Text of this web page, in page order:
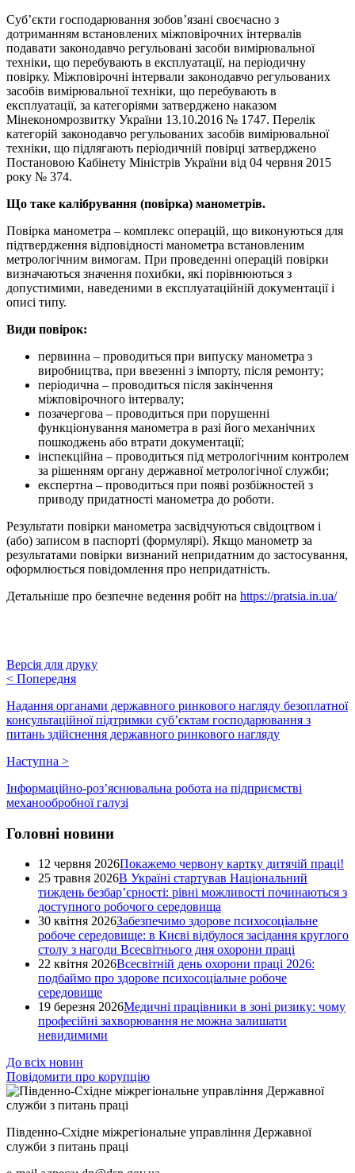
Суб’єкти господарювання зобов’язані своєчасно з
дотриманням встановлених міжповірочних інтервалів
подавати законодавчо регульовані засоби вимірювальної
техніки, що перебувають в експлуатації, на періодичну
повірку. Міжповірочні інтервали законодавчо регульованих
засобів вимірювальної техніки, що перебувають в
експлуатації, за категоріями затверджено наказом
Мінекономрозвитку України 13.10.2016 № 1747. Перелік
категорій законодавчо регульованих засобів вимірювальної
техніки, що підлягають періодичній повірці затверджено
Постановою Кабінету Міністрів України від 04 червня 2015
року № 374.
Що таке калібрування (повірка) манометрів.
Повірка манометра – комплекс операцій, що виконуються для
підтвердження відповідності манометра встановленим
метрологічним вимогам. При проведенні операцій повірки
визначаються значення похибки, які порівнюються з
допустимими, наведеними в експлуатаційній документації і
описі типу.
Види повірок:
первинна – проводиться при випуску манометра з
виробництва, при ввезенні з імпорту, після ремонту;
періодична – проводиться після закінчення
міжповірочного інтервалу;
позачергова – проводиться при порушенні
функціонування манометра в разі його механічних
пошкоджень або втрати документації;
інспекційна – проводиться під метрологічним контролем
за рішенням органу державної метрологічної служби;
експертна – проводиться при появі розбіжностей з
приводу придатності манометра до роботи.
Результати повірки манометра засвідчуються свідоцтвом і
(або) записом в паспорті (формулярі). Якщо манометр за
результатами повірки визнаний непридатним до застосування,
оформлюється повідомлення про непридатність.
Детальніше про безпечне ведення робіт на https://pratsia.in.ua/
Версія для друку
< Попередня
Надання органами державного ринкового нагляду безоплатної
консультаційної підтримки суб’єктам господарювання з
питань здійснення державного ринкового нагляду
Наступна >
Інформаційно-роз’яснювальна робота на підприємстві
механообробної галузі
Головні новини
12 червня 2026Покажемо червону картку дитячій праці!
25 травня 2026В Україні стартував Національний
тиждень безбар’єрності: рівні можливості починаються з
доступного робочого середовища
30 квітня 2026Забезпечимо здорове психосоціальне
робоче середовище: в Києві відбулося засідання круглого
столу з нагоди Всесвітнього дня охорони праці
22 квітня 2026Всесвітній день охорони праці 2026:
подбаймо про здорове психосоціальне робоче
середовище
19 березня 2026Медичні працівники в зоні ризику: чому
професійні захворювання не можна залишати
невидимими
До всіх новин
Повідомити про корупцію
Південно-Східне міжрегіональне управління Державної
служби з питань праці